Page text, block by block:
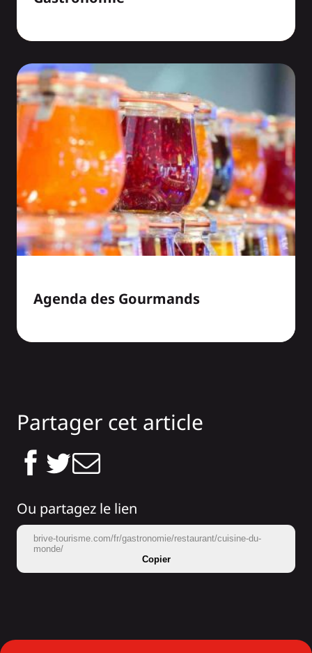
Agenda des Gourmands
Partager cet article
Ou partagez le lien
brive-tourisme.com/fr/gastronomie/restaurant/cuisine-du-
monde/
Copier